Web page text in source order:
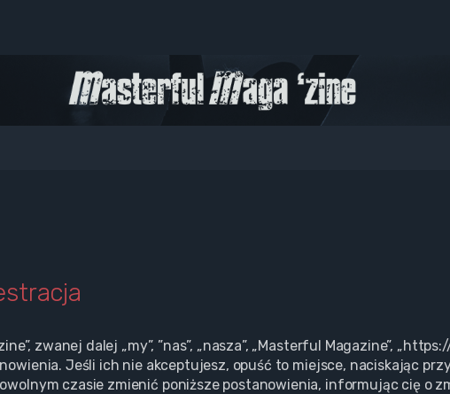
zwanej dalej „my”, ”nas”, „nasza”, „Masterful Magazine”,
Jeśli ich nie akceptujesz, opuść to miejsce, naciskając
czasie zmienić poniższe postanowienia, informując cię o